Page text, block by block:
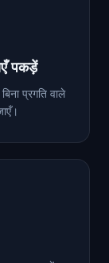
पकड़ें
प्रगति वाले